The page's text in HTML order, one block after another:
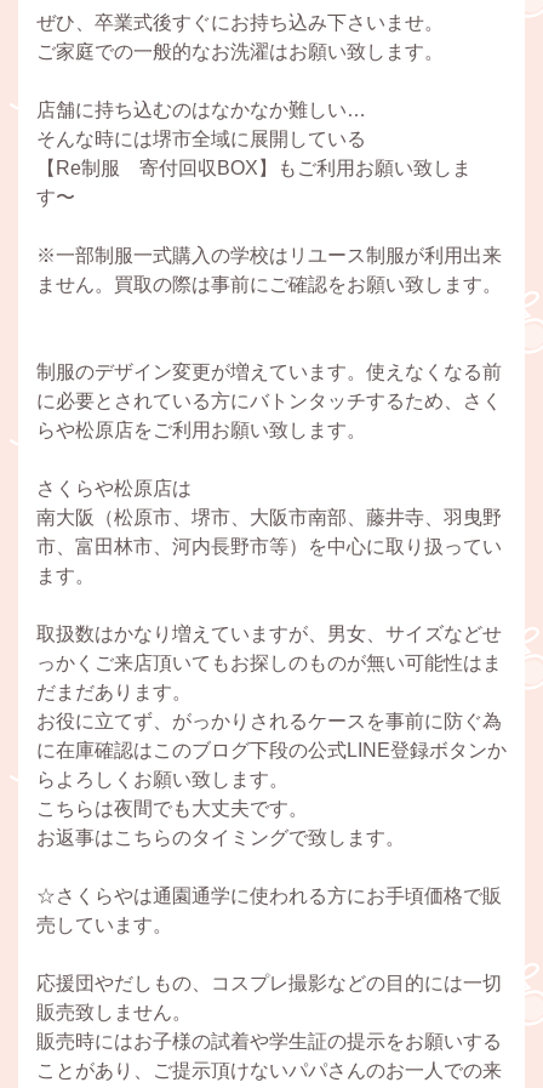
ぜひ、卒業式後すぐにお持ち込み下さいませ。
ご家庭での一般的なお洗濯はお願い致します。
店舗に持ち込むのはなかなか難しい…
そんな時には堺市全域に展開している
【Re制服 寄付回収BOX】もご利用お願い致しま
す〜
※一部制服一式購入の学校はリユース制服が利用出来
ません。買取の際は事前にご確認をお願い致します。
制服のデザイン変更が増えています。使えなくなる前
に必要とされている方にバトンタッチするため、さく
らや松原店をご利用お願い致します。
さくらや松原店は
南大阪（松原市、堺市、大阪市南部、藤井寺、羽曳野
市、富田林市、河内長野市等）を中心に取り扱ってい
ます。
取扱数はかなり増えていますが、男女、サイズなどせ
っかくご来店頂いてもお探しのものが無い可能性はま
だまだあります。
お役に立てず、がっかりされるケースを事前に防ぐ為
に在庫確認はこのブログ下段の公式LINE登録ボタンか
らよろしくお願い致します。
こちらは夜間でも大丈夫です。
お返事はこちらのタイミングで致します。
☆さくらやは通園通学に使われる方にお手頃価格で販
売しています。
応援団やだしもの、コスプレ撮影などの目的には一切
販売致しません。
販売時にはお子様の試着や学生証の提示をお願いする
ことがあり、ご提示頂けないパパさんのお一人での来